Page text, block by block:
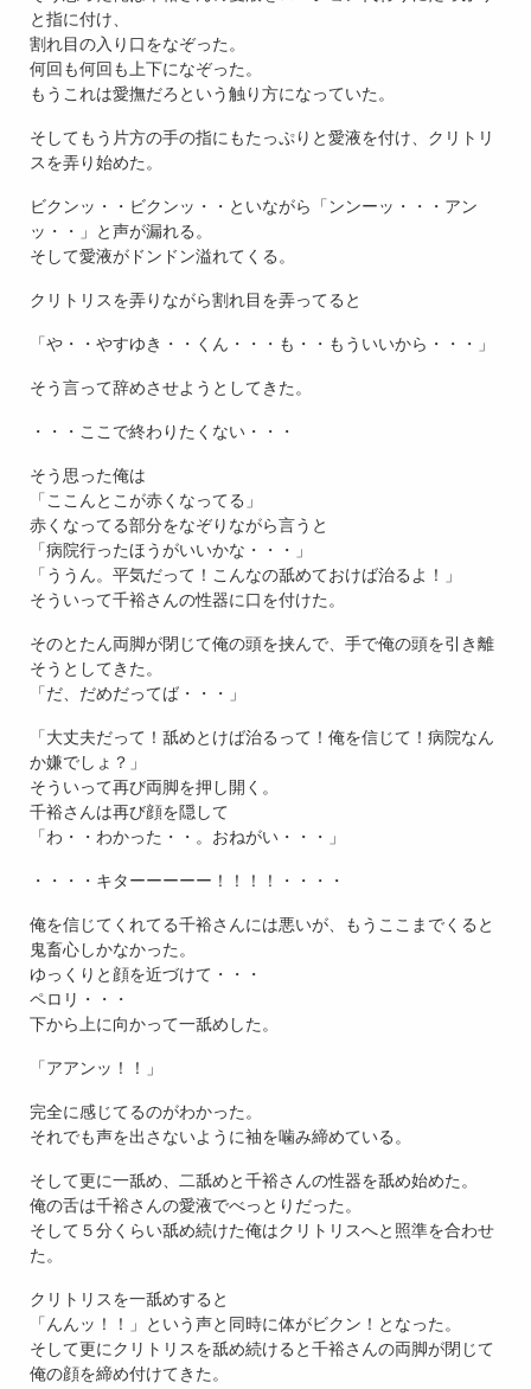
と指に付け、
割れ目の入り口をなぞった。
何回も何回も上下になぞった。
もうこれは愛撫だろという触り方になっていた。
そしてもう片方の手の指にもたっぷりと愛液を付け、クリトリ
スを弄り始めた。
ビクンッ・・ビクンッ・・といながら「ンンーッ・・・アン
ッ・・」と声が漏れる。
そして愛液がドンドン溢れてくる。
クリトリスを弄りながら割れ目を弄ってると
「や・・やすゆき・・くん・・・も・・もういいから・・・」
そう言って辞めさせようとしてきた。
・・・ここで終わりたくない・・・
そう思った俺は
「ここんとこが赤くなってる」
赤くなってる部分をなぞりながら言うと
「病院行ったほうがいいかな・・・」
「ううん。平気だって！こんなの舐めておけば治るよ！」
そういって千裕さんの性器に口を付けた。
そのとたん両脚が閉じて俺の頭を挟んで、手で俺の頭を引き離
そうとしてきた。
「だ、だめだってば・・・」
「大丈夫だって！舐めとけば治るって！俺を信じて！病院なん
か嫌でしょ？」
そういって再び両脚を押し開く。
千裕さんは再び顔を隠して
「わ・・わかった・・。おねがい・・・」
・・・・キターーーーー！！！！・・・・
俺を信じてくれてる千裕さんには悪いが、もうここまでくると
鬼畜心しかなかった。
ゆっくりと顔を近づけて・・・
ペロリ・・・
下から上に向かって一舐めした。
「アアンッ！！」
完全に感じてるのがわかった。
それでも声を出さないように袖を噛み締めている。
そして更に一舐め、二舐めと千裕さんの性器を舐め始めた。
俺の舌は千裕さんの愛液でべっとりだった。
そして５分くらい舐め続けた俺はクリトリスへと照準を合わせ
た。
クリトリスを一舐めすると
「んんッ！！」という声と同時に体がビクン！となった。
そして更にクリトリスを舐め続けると千裕さんの両脚が閉じて
俺の顔を締め付けてきた。